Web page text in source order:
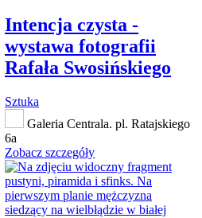
Intencja czysta -
wystawa fotografii
Rafała Swosińskiego
Sztuka
Galeria Centrala. pl. Ratajskiego
6a
Zobacz szczegóły